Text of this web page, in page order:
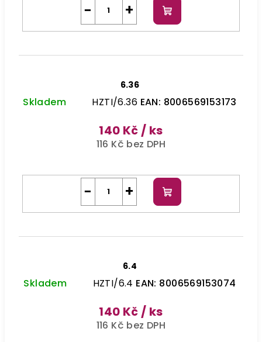
+
− Do
košíku
6.36
Skladem HZTI/6.36 EAN: 8006569153173
140 Kč / ks
116 Kč bez DPH
+
− Do
košíku
6.4
Skladem HZTI/6.4 EAN: 8006569153074
140 Kč / ks
116 Kč bez DPH